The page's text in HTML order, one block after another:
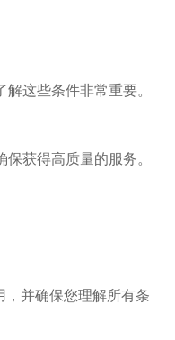
这些条件非常重要。
获得高质量的服务。
并确保您理解所有条